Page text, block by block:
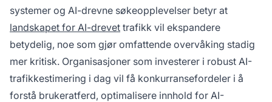
systemer og AI-drevne søkeopplevelser betyr at
landskapet for AI-drevet trafikk vil ekspandere
betydelig, noe som gjør omfattende overvåking stadig
mer kritisk. Organisasjoner som investerer i robust AI-
trafikkestimering i dag vil få konkurransefordeler i å
forstå brukeratferd, optimalisere innhold for AI-